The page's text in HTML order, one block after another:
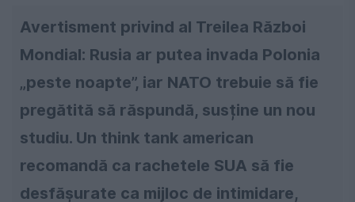
Avertisment privind al Treilea Război
Mondial: Rusia ar putea invada Polonia
„peste noapte”, iar NATO trebuie să fie
pregătită să răspundă, susține un nou
studiu. Un think tank american
recomandă ca rachetele SUA să fie
desfășurate ca mijloc de intimidare,